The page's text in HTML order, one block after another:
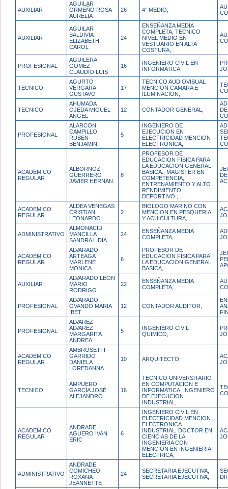
AUXILIAR
AGUILAR
ORMEÑO ROSA
AURELIA
26 4° MEDIO,
AUXILIAR
AGUILAR
SALDIVIA
ELIZABETH
CAROL
24
ENSEÑANZA MEDIA
COMPLETA, TECNICO
NIVEL MEDIO EN
VESTUARIO EN ALTA
COSTURA,
PROFESIONAL
AGUILERA
GOMEZ
CLAUDIO LUIS
16
INGENIERO CIVIL EN
INFORMATICA,
TECNICO
AGURTO
VERGARA
GUSTAVO
17
TECNICO AUDIOVISUAL
MENCION CAMARA E
ILUMINACION,
TECNICO
AHUMADA
OJEDA MIGUEL
ANGEL
12 CONTADOR GENERAL,
PROFESIONAL
ALARCON
CAMPILLO
RUBEN
BENJAMIN
5
INGENIERO DE
EJECUCION EN
ELECTRICIDAD MENCION
ELECTRONICA,
ACADEMICO
REGULAR
ALBORNOZ
GUERRERO
JAVIER HERNAN
8
PROFESOR DE
EDUCACION FISICA PARA
LA EDUCACION GENERAL
BASICA., MAGISTER EN
COMPETENCIA,
ENTRENAMIENTO Y ALTO
RENDIMIENTO
DEPORTIVO.,
ACADEMICO
REGULAR
ALDEA VENEGAS
CRISTIAN
LEONARDO
2
BIOLOGO MARINO CON
MENCION EN PESQUERIA
Y ACUICULTURA,
ADMINISTRATIVO
ALMONACID
MANCILLA
SANDRA LIDIA
24
ENSEÑANZA MEDIA
COMPLETA,
ACADEMICO
REGULAR
ALVARADO
ARTEAGA
MARLENE
MONICA
6
PROFESOR DE
EDUCACION FISICA PARA
LA EDUCACION GENERAL
BASICA,
AUXILIAR
ALVARADO LEON
MARIO
RODRIGO
22
ENSEÑANZA MEDIA
COMPLETA,
PROFESIONAL
ALVARADO
OVANDO MARIA
IBET
12 CONTADOR AUDITOR,
PROFESIONAL
ALVAREZ
ALVAREZ
MARGARITA
ANDREA
5
INGENIERO CIVIL
QUIMICO,
ACADEMICO
REGULAR
AMBROSETTI
GARRIDO
DANIELA
LOREDANNA
10 ARQUITECTO,
TECNICO
AMPUERO
GARCÍA JOSÉ
ALEJANDRO
16
TECNICO UNIVERSITARIO
EN COMPUTACION E
INFORMATICA, INGENIERO
DE EJECUCION
INDUSTRIAL,
ACADEMICO
REGULAR
ANDRADE
AGUERO IVAN
ERIC
6
INGENIERO CIVIL EN
ELECTRICIDAD MENCION
ELECTRONICA
INDUSTRIAL, DOCTOR EN
CIENCIAS DE LA
INGENIERIA CON
MENCION EN INGENIERIA
ELECTRICA,
ADMINISTRATIVO
ANDRADE
COMICHEO
ROXANA
JEANNETTE
24
SECRETARIA EJECUTIVA,
SECRETARIA EJECUTIVA,